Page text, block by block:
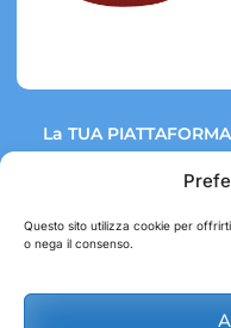
Questo sito utilizza cookie per
o nega il consenso.
La TUA
Link rapidi: